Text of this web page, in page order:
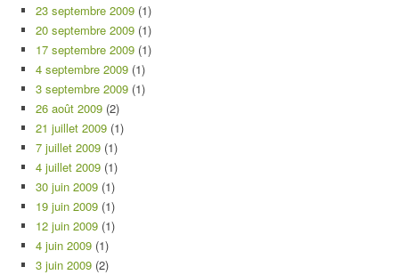
23 septembre 2009 (1)
20 septembre 2009 (1)
17 septembre 2009 (1)
4 septembre 2009 (1)
3 septembre 2009 (1)
26 août 2009 (2)
21 juillet 2009 (1)
7 juillet 2009 (1)
4 juillet 2009 (1)
30 juin 2009 (1)
19 juin 2009 (1)
12 juin 2009 (1)
4 juin 2009 (1)
3 juin 2009 (2)